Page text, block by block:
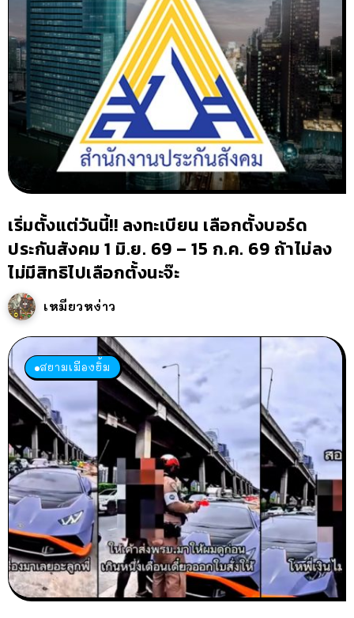
เริ่มตั้งแต่วันนี้!! ลงทะเบียน เลือกตั้งบอร์ด
ประกันสังคม 1 มิ.ย. 69 – 15 ก.ค. 69 ถ้าไม่ลง
ไม่มีสิทธิไปเลือกตั้งนะจ๊ะ
เหมียวหง่าว
สยามเมืองยิ้ม